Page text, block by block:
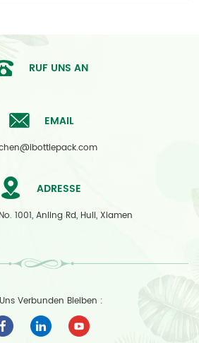
RUF UNS AN
EMAIL
ADRESSE
1001, Anling Rd, Huli, Xiamen
Verbunden Bleiben :